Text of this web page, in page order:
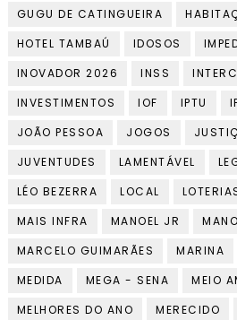
GUGU DE CATINGUEIRA
HOTEL TAMBAÚ
IDOSOS
INOVADOR 2026
INSS
INVESTIMENTOS
IOF IPTU
JOÃO PESSOA
JOGOS
JUVENTUDES
LAMENTÁVEL
LÉO BEZERRA
LOCAL
MAIS INFRA
MANOEL JR
MARCELO GUIMARÃES
MARINA
MEDIDA
MEGA - SENA
MEIO
MELHORES DO ANO
MERECIDO